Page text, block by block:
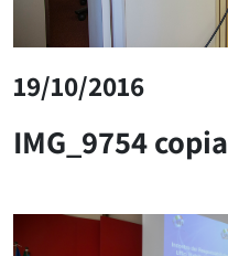
19/10/2016
IMG_9754 copia